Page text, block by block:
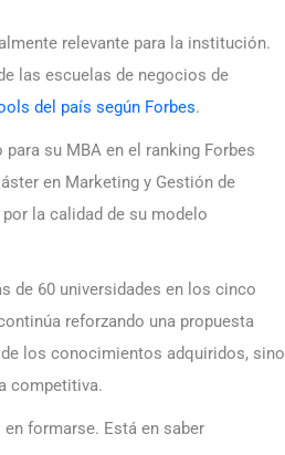
relevante para la institución.
las escuelas de negocios de
del país según Forbes.
su MBA en el ranking Forbes
en Marketing y Gestión de
la calidad de su modelo
de 60 universidades en los cinco
reforzando una propuesta
los conocimientos adquiridos, sino
competitiva.
formarse. Está en saber